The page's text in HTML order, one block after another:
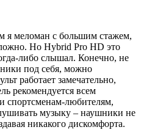
я меломан с большим стажем,
Но Hybrid Pro HD это
либо слышал. Конечно, не
под себя, можно
работает замечательно,
рекомендуется всем
спортсменам-любителям,
музыку – наушники не
никакого дискомфорта.